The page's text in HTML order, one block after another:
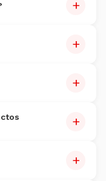
+
+
+
+
+